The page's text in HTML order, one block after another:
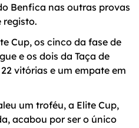
Benfica nas outras provas
registo.
Cup, os cinco da fase de
e os dois da Taça de
vitórias e um empate em
um troféu, a Elite Cup,
acabou por ser o único